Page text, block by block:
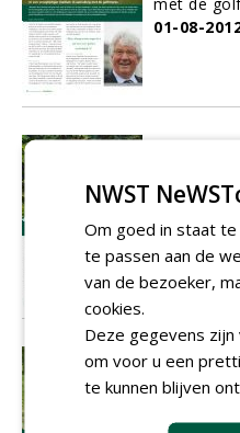
01-08-
01-08-2012
Zicht op
De
01-08-2012
NWST
Om goed in staat
te passen aan de
van de bezoeker,
cookies.
Deze gegevens
om voor u een
te kunnen blijven